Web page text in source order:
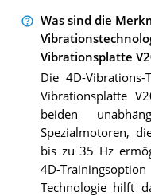
Was sind die
Vibrationsplatte
Die 4D-
Vibrationsplatte
beiden
Spezialmotoren,
bis zu 35 Hz
4D-
Technologie hilft